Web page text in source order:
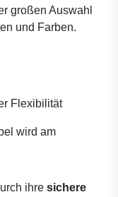
großen Auswahl
und Farben.
Flexibilität
wird am
ihre sichere